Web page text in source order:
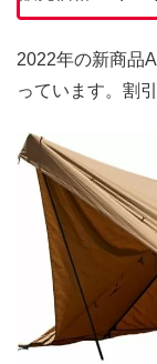
2022年の新商品
っています。割